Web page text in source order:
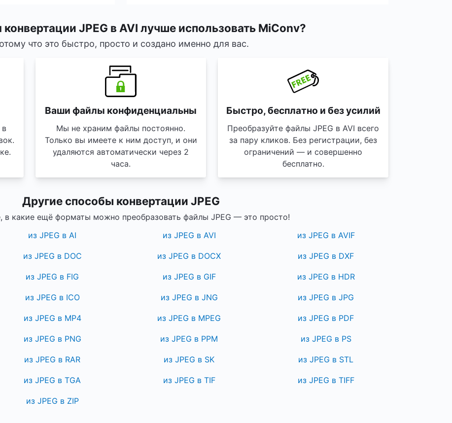
JPEG в AVI лучше использовать MiConv?
что это быстро, просто и создано именно для вас.
Ваши файлы конфиденциальны
Мы не храним файлы постоянно.
Только вы имеете к ним доступ, и они
удаляются автоматически через 2
часа.
Быстро, бесплатно и без усилий
Преобразуйте файлы JPEG в AVI всего
за пару кликов. Без регистрации, без
ограничений — и совершенно
бесплатно.
Другие способы конвертации JPEG
в какие ещё форматы можно преобразовать файлы JPEG — это просто!
из JPEG в AI из JPEG в AVI из JPEG в AVIF
из JPEG в DOC из JPEG в DOCX из JPEG в DXF
из JPEG в FIG из JPEG в GIF из JPEG в HDR
из JPEG в ICO из JPEG в JNG из JPEG в JPG
из JPEG в MP4 из JPEG в MPEG из JPEG в PDF
из JPEG в PNG из JPEG в PPM из JPEG в PS
из JPEG в RAR из JPEG в SK из JPEG в STL
из JPEG в TGA из JPEG в TIF из JPEG в TIFF
из JPEG в ZIP